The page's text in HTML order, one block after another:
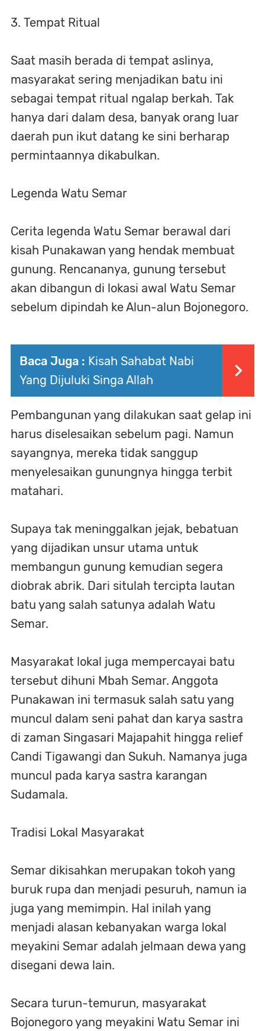
3. Tempat Ritual
Saat masih berada di tempat aslinya,
masyarakat sering menjadikan batu ini
sebagai tempat ritual ngalap berkah. Tak
hanya dari dalam desa, banyak orang luar
daerah pun ikut datang ke sini berharap
permintaannya dikabulkan.
Legenda Watu Semar
Cerita legenda Watu Semar berawal dari
kisah Punakawan yang hendak membuat
gunung. Rencananya, gunung tersebut
akan dibangun di lokasi awal Watu Semar
sebelum dipindah ke Alun-alun Bojonegoro.
Baca Juga : Kisah Sahabat Nabi
Yang Dijuluki Singa Allah
Pembangunan yang dilakukan saat gelap ini
harus diselesaikan sebelum pagi. Namun
sayangnya, mereka tidak sanggup
menyelesaikan gunungnya hingga terbit
matahari.
Supaya tak meninggalkan jejak, bebatuan
yang dijadikan unsur utama untuk
membangun gunung kemudian segera
diobrak abrik. Dari situlah tercipta lautan
batu yang salah satunya adalah Watu
Semar.
Masyarakat lokal juga mempercayai batu
tersebut dihuni Mbah Semar. Anggota
Punakawan ini termasuk salah satu yang
muncul dalam seni pahat dan karya sastra
di zaman Singasari Majapahit hingga relief
Candi Tigawangi dan Sukuh. Namanya juga
muncul pada karya sastra karangan
Sudamala.
Tradisi Lokal Masyarakat
Semar dikisahkan merupakan tokoh yang
buruk rupa dan menjadi pesuruh, namun ia
juga yang memimpin. Hal inilah yang
menjadi alasan kebanyakan warga lokal
meyakini Semar adalah jelmaan dewa yang
disegani dewa lain.
Secara turun-temurun, masyarakat
Bojonegoro yang meyakini Watu Semar ini